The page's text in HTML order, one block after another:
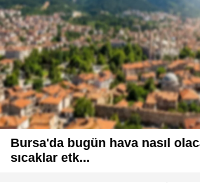
Bursa'da bugün hava nasıl
sıcaklar etk...